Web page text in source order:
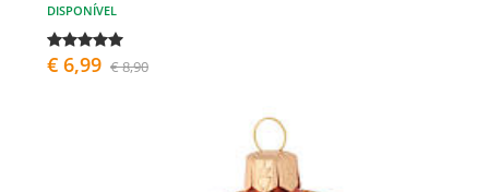
DISPONÍVEL
€ 6,99 € 8,90